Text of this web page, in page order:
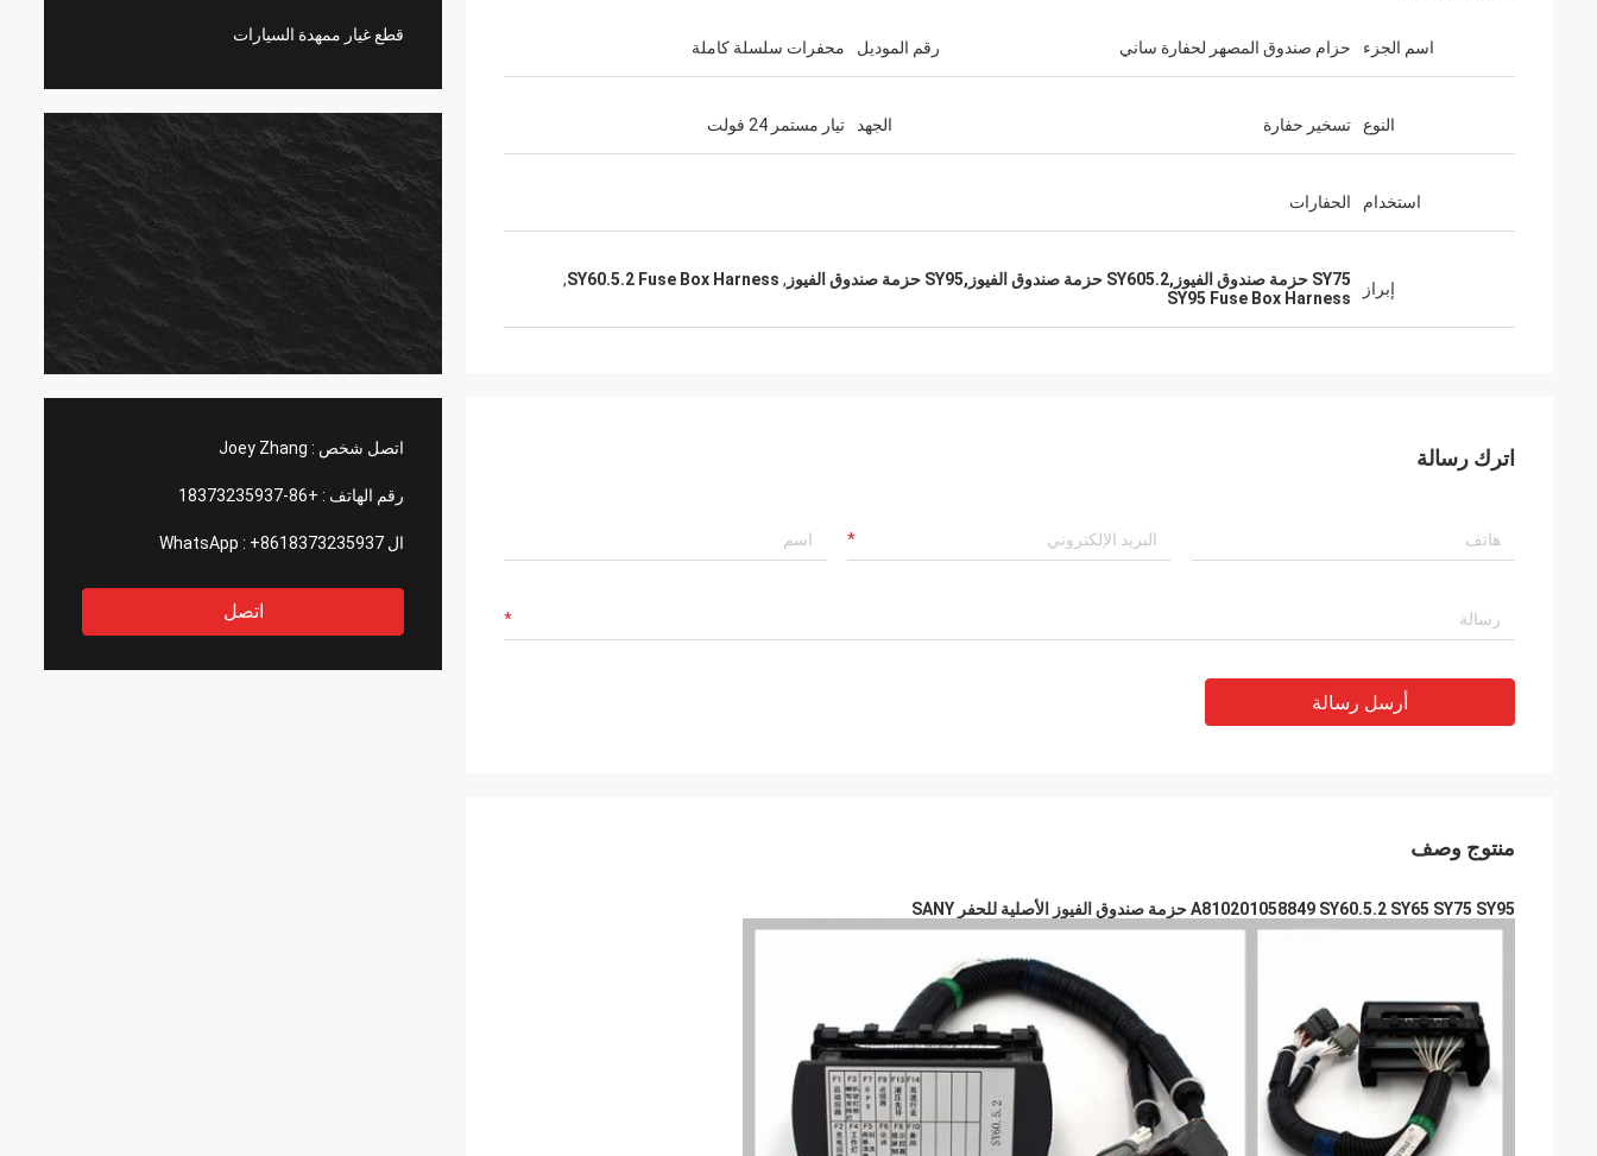
قطع غيار ممهدة السيارات
اتصل شخص : Joey Zhang
رقم الهاتف : +86-18373235937
ال WhatsApp : +8618373235937
اتصل
اسم الجزء حزام صندوق المصهر لحفارة ساني رقم الموديل محفرات سلسلة كاملة
النوع تسخير حفارة الجهد تيار مستمر 24 فولت
استخدام الحفارات
إبراز SY75 حزمة صندوق الفيوز,SY605.2 حزمة صندوق الفيوز,SY95 حزمة صندوق الفيوز ,
SY60.5.2 Fuse Box Harness
,
SY95 Fuse Box Harness
اترك رسالة
أرسل رسالة
منتوج وصف
A810201058849 SY60.5.2 SY65 SY75 SY95 حزمة صندوق الفيوز الأصلية للحفر SANY